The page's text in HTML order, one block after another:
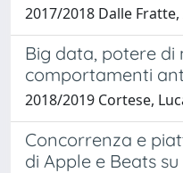
2017/2018 Dalle
Big data, potere di
comportamenti
2018/2019 Cortese,
Concorrenza e
di Apple e Beats